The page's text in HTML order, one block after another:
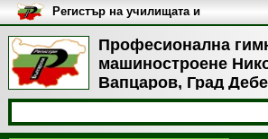
Професионална
машиностроене
Вапцаров, Град
Регистър на училищата и
университетите в България